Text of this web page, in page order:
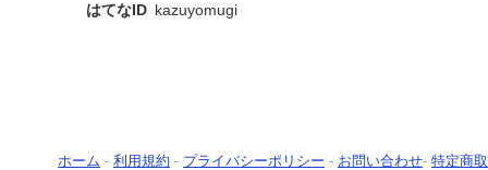
はてなID kazuyomugi
ホーム - 利用規約 - プライバシーポリシー - お問い合わせ- 特定商